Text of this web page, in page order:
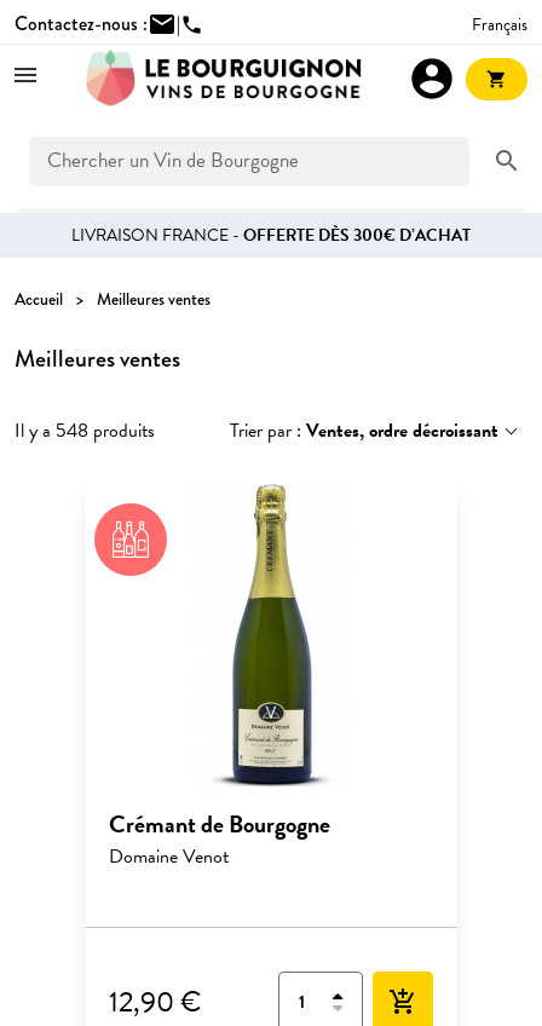
Contactez-nous :mail|phone Français
search
account_circle shopping_cart
LIVRAISON FRANCE -OFFERTE DÈS 300€ D’ACHAT
Accueil Meilleures ventes
Meilleures ventes
Il y a 548 produits Trier par : Ventes, ordre décroissant
Crémant de Bourgogne
Domaine Venot
12,90 € add_shopping_cart